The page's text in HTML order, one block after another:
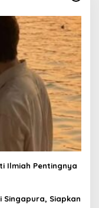
Ilmiah Pentingnya
Singapura, Siapkan